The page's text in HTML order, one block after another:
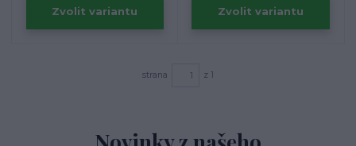
Zvolit variantu Zvolit variantu
strana z 1